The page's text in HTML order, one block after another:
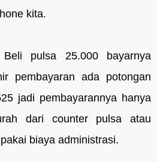
kita.
pulsa 25.000 bayarnya
pembayaran ada potongan
jadi pembayarannya hanya
dari counter pulsa atau
biaya administrasi.